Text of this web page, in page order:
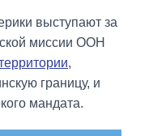
выступают за
миссии ООН
,
границу, и
мандата.